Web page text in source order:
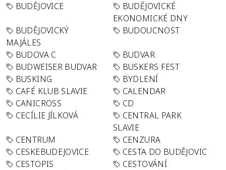
BUDĚJOVICE
BUDĚJOVICKÉ
EKONOMICKÉ DNY
BUDĚJOVICKÝ
MAJÁLES
BUDOUCNOST
BUDOVA C
BUDVAR
BUDWEISER BUDVAR
BUSKERS FEST
BUSKING
BYDLENÍ
CAFÉ KLUB SLAVIE
CALENDAR
CANICROSS
CD
CECÍLIE JÍLKOVÁ
CENTRAL PARK
SLAVIE
CENTRUM
CENZURA
CESKEBUDEJOVICE
CESTA DO BUDĚJOVIC
CESTOPIS
CESTOVÁNÍ